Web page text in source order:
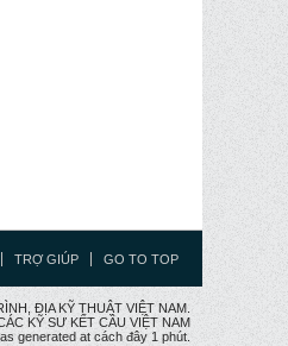
TRỢ GIÚP GO TO TOP
ĐỊA KỸ THUẬT VIỆT NAM.
KỸ SƯ KẾT CÂU VIỆT NAM
generated at cách đây 1 phút.